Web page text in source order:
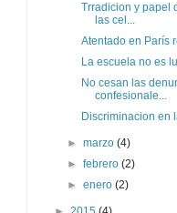
Trradicion y papel
las cel...
Atentado en París
La escuela no es
No cesan las
confesionale...
Discriminacion en
►marzo(4)
►febrero(2)
►enero(2)